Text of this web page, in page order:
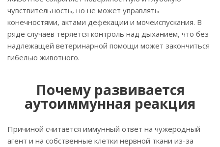
чувствительность, но не может управлять
конечностями, актами дефекации и мочеиспускания. В
ряде случаев теряется контроль над дыханием, что без
надлежащей ветеринарной помощи может закончиться
гибелью животного.
Почему развивается
аутоиммунная реакция
Причиной считается иммунный ответ на чужеродный
агент и на собственные клетки нервной ткани из-за